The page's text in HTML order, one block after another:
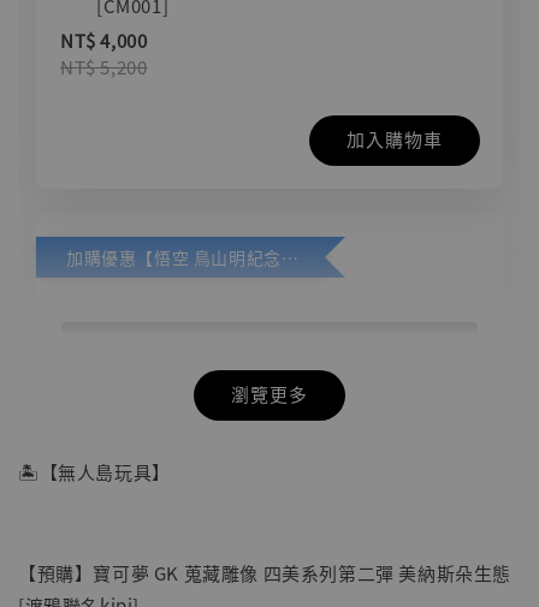
[CM001]
NT$ 4,000
NT$ 5,200
加入購物車
加購優惠【悟空 鳥山明紀念款 [奇蹟工作室]】
瀏覽更多
🏝【無人島玩具】
【預購】寶可夢 GK 蒐藏雕像 四美系列第二彈 美納斯朵生態